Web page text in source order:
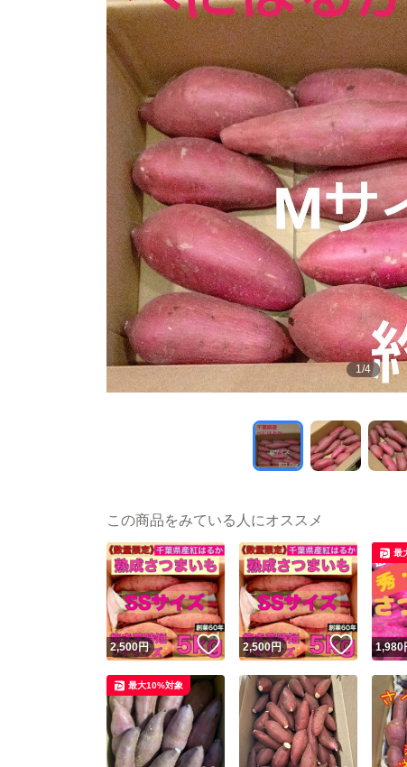
1/4
この商品をみている人にオススメ
2,500円 いいね！
2,500円 いいね
1,980
最
最大10%対象